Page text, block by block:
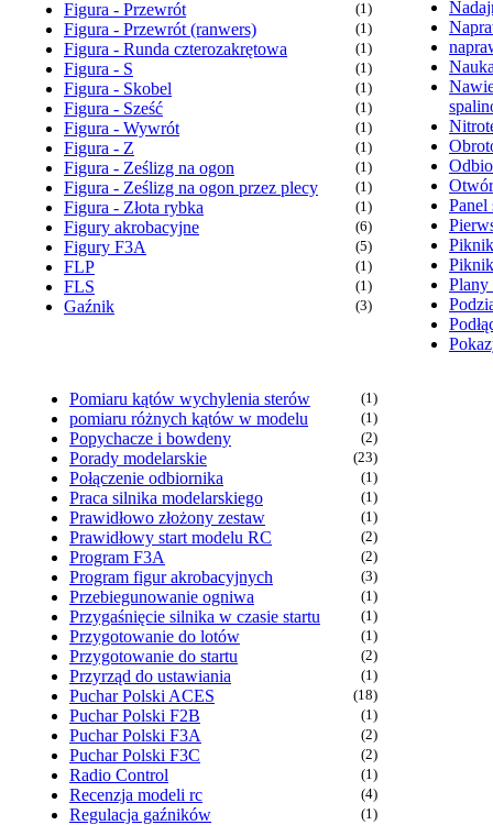
Figura - Przewrót (1)
Figura - Przewrót (ranwers) (1)
Figura - Runda czterozakrętowa (1)
Figura - S (1)
Figura - Skobel (1)
Figura - Sześć (1)
Figura - Wywrót (1)
Figura - Z (1)
Figura - Ześlizg na ogon (1)
Figura - Ześlizg na ogon przez plecy (1)
Figura - Złota rybka (1)
Figury akrobacyjne (6)
Figury F3A (5)
FLP (1)
FLS (1)
Gaźnik (3)
Panel
Plany
Pomiaru kątów wychylenia sterów (1)
pomiaru różnych kątów w modelu (1)
Popychacze i bowdeny (2)
Porady modelarskie (23)
Połączenie odbiornika (1)
Praca silnika modelarskiego (1)
Prawidłowo złożony zestaw (1)
Prawidłowy start modelu RC (2)
Program F3A (2)
Program figur akrobacyjnych (3)
Przebiegunowanie ogniwa (1)
Przygaśnięcie silnika w czasie startu (1)
Przygotowanie do lotów (1)
Przygotowanie do startu (2)
Przyrząd do ustawiania (1)
Puchar Polski ACES (18)
Puchar Polski F2B (1)
Puchar Polski F3A (2)
Puchar Polski F3C (2)
Radio Control (1)
Recenzja modeli rc (4)
Regulacja gaźników (1)